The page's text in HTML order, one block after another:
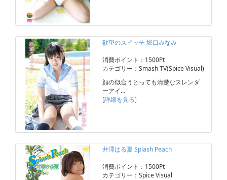
欲望のスイッチ 堀口みなみ
消費ポイント：1500Pt
カテゴリー：Smash TV(Spice Visual)
顔の似合うとっても清楚なスレンダ
ーアイ…
[詳細を見る]
井澤はる夏 Splash Peach
消費ポイント：1500Pt
カテゴリー：Spice Visual